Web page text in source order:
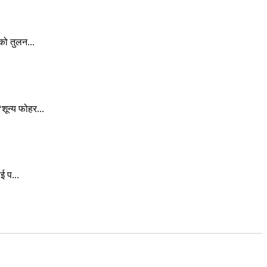
तुलन...
फोहर...
प...